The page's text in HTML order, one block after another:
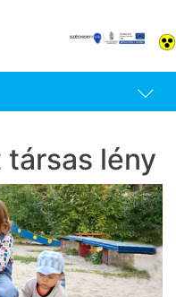
lény